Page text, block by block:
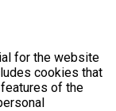
for the website
cookies that
of the